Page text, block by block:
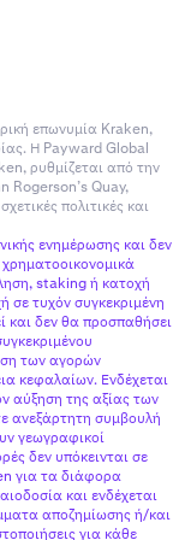
και
επωνυμία Kraken,
Η Payward Global
ρυθμίζεται από την
Rogerson’s Quay,
πολιτικές και
ενημέρωσης και δεν
staking ή κατοχή
σε τυχόν συγκεκριμένη
και δεν θα προσπαθήσει
των αγορών
κεφαλαίων. Ενδέχεται
αύξηση της αξίας των
ανεξάρτητη συμβουλή
γεωγραφικοί
δεν υπόκεινται σε
για τα διάφορα
και ενδέχεται
αποζημίωσης ή/και
για κάθε